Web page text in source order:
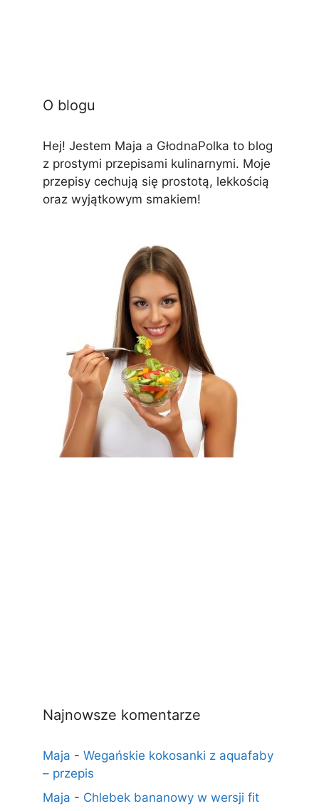
O blogu
Hej! Jestem Maja a GłodnaPolka to blog
z prostymi przepisami kulinarnymi. Moje
przepisy cechują się prostotą, lekkością
oraz wyjątkowym smakiem!
Najnowsze komentarze
Maja - Wegańskie kokosanki z aquafaby
– przepis
Maja - Chlebek bananowy w wersji fit